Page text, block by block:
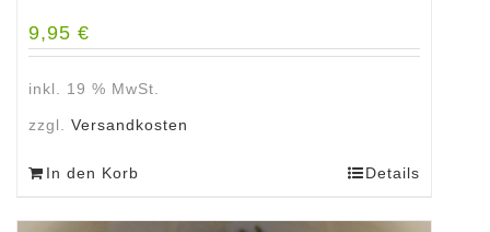
9,95 €
inkl. 19 % MwSt.
zzgl. Versandkosten
In den Korb Details